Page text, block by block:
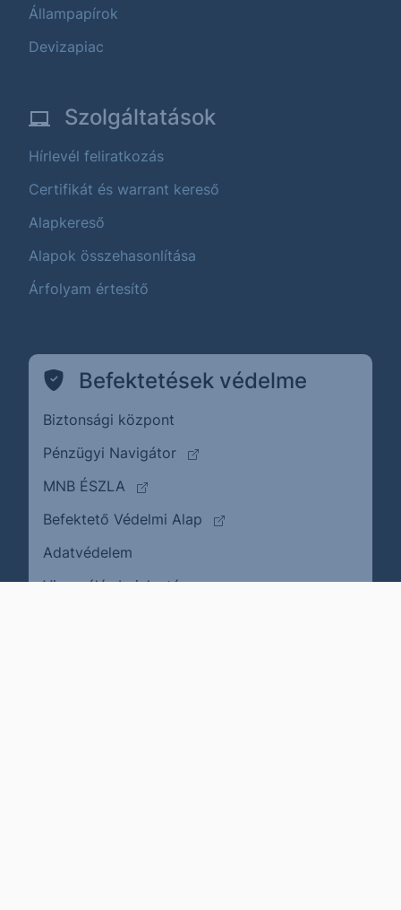
Állampapírok
Devizapiac
Szolgáltatások
Hírlevél feliratkozás
Certifikát és warrant kereső
Alapkereső
Alapok összehasonlítása
Árfolyam értesítő
Befektetések védelme
Biztonsági központ
Pénzügyi Navigátor
(külső oldalra ugrik)
MNB ÉSZLA
(külső oldalra ugrik)
Befektető Védelmi Alap
(külső oldalra ugrik)
Adatvédelem
Visszaélés bejelentése(külső oldalra ugrik)